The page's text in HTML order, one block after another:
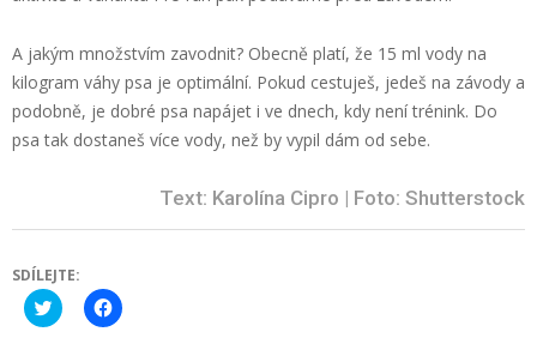
A jakým množstvím zavodnit? Obecně platí, že 15 ml vody na
kilogram váhy psa je optimální. Pokud cestuješ, jedeš na závody a
podobně, je dobré psa napájet i ve dnech, kdy není trénink. Do
psa tak dostaneš více vody, než by vypil dám od sebe.
Text: Karolína Cipro | Foto: Shutterstock
SDÍLEJTE:
Click
to
Click
to